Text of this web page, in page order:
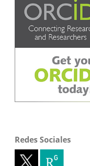
Redes Sociales